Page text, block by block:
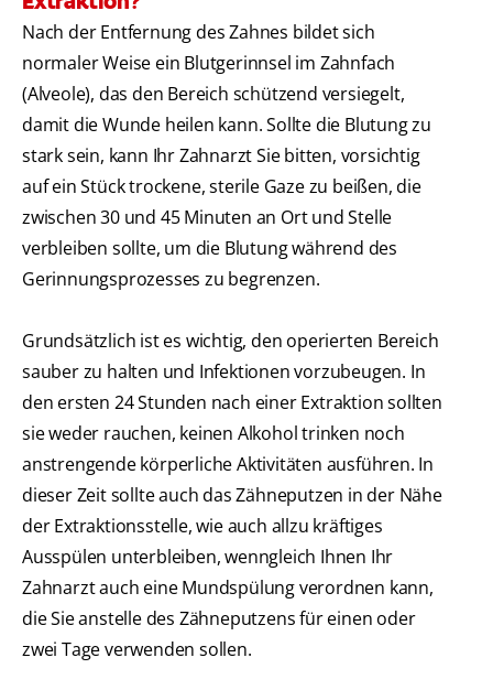
Nach der Entfernung des Zahnes bildet sich
normaler Weise ein Blutgerinnsel im Zahnfach
(Alveole), das den Bereich schützend versiegelt,
damit die Wunde heilen kann. Sollte die Blutung zu
stark sein, kann Ihr Zahnarzt Sie bitten, vorsichtig
auf ein Stück trockene, sterile Gaze zu beißen, die
zwischen 30 und 45 Minuten an Ort und Stelle
verbleiben sollte, um die Blutung während des
Gerinnungsprozesses zu begrenzen.
Grundsätzlich ist es wichtig, den operierten Bereich
sauber zu halten und Infektionen vorzubeugen. In
den ersten 24 Stunden nach einer Extraktion sollten
sie weder rauchen, keinen Alkohol trinken noch
anstrengende körperliche Aktivitäten ausführen. In
dieser Zeit sollte auch das Zähneputzen in der Nähe
der Extraktionsstelle, wie auch allzu kräftiges
Ausspülen unterbleiben, wenngleich Ihnen Ihr
Zahnarzt auch eine Mundspülung verordnen kann,
die Sie anstelle des Zähneputzens für einen oder
zwei Tage verwenden sollen.